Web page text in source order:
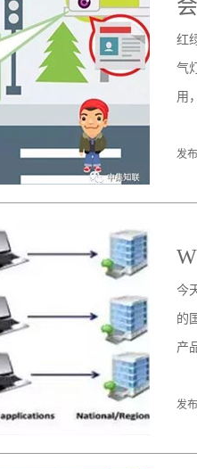
红
气
用
发
今
的
产
发